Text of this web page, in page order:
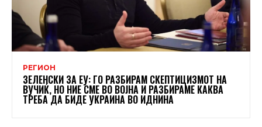
РЕГИОН
ЗЕЛЕНСКИ ЗА ЕУ: ГО РАЗБИРАМ СКЕПТИЦИЗМОТ НА
ВУЧИЌ, НО НИЕ СМЕ ВО ВОЈНА И РАЗБИРАМЕ КАКВА
ТРЕБА ДА БИДЕ УКРАИНА ВО ИДНИНА